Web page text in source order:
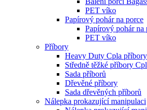
PET víko
Papírový pohár na porce
Papírový pohár na
PET víko
Příbory
Heavy Duty Cpla příbory
Středně těžké příbory
Sada příborů
Dřevěné příbory
Sada dřevěných příborů
Nálepka prokazující manipulaci